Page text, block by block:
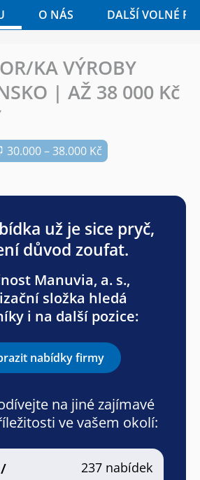
O NÁS DALŠÍ VOLNÉ
KA VÝROBY
| AŽ 38 000 Kč
30.000 – 38.000 Kč
už je sice pryč,
důvod zoufat.
Manuvia, a. s.,
složka hledá
i na další pozice:
nabídky firmy
na jiné zajímavé
ve vašem okolí:
237 nabídek